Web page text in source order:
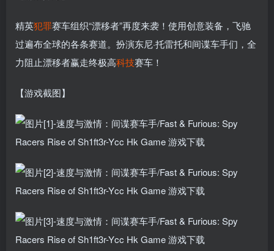
精英犯罪赛车组织“漂移者”再度来袭！使用创意装备，飞驰
过遍布全球的各条赛道。扮演东尼·托雷托和间谍车手们，全
力阻止漂移者赢走终极高科技赛车！
【游戏截图】